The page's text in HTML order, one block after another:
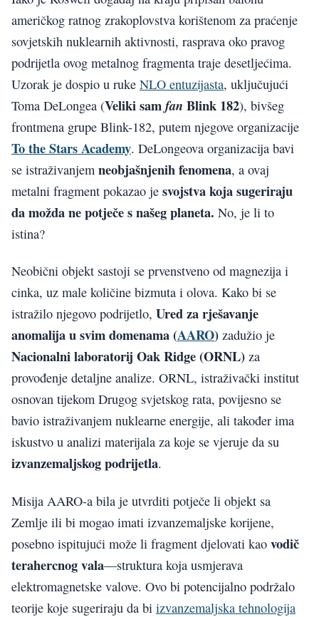
američkog ratnog zrakoplovstva korištenom za praćenje
sovjetskih nuklearnih aktivnosti, rasprava oko pravog
podrijetla ovog metalnog fragmenta traje desetljećima.
Uzorak je dospio u ruke NLO entuzijasta, uključujući
Toma DeLongea (Veliki samfan Blink 182), bivšeg
frontmena grupe Blink-182, putem njegove organizacije
To the Stars Academy. DeLongeova organizacija bavi
se istraživanjem neobjašnjenih fenomena, a ovaj
metalni fragment pokazao je svojstva koja sugeriraju
da možda ne potječe s našeg planeta. No, je li to
istina?
Neobični objekt sastoji se prvenstveno od magnezija i
cinka, uz male količine bizmuta i olova. Kako bi se
istražilo njegovo podrijetlo, Ured za rješavanje
anomalija u svim domenama (AARO) zadužio je
Nacionalni laboratorij Oak Ridge (ORNL) za
provođenje detaljne analize. ORNL, istraživački institut
osnovan tijekom Drugog svjetskog rata, povijesno se
bavio istraživanjem nuklearne energije, ali također ima
iskustvo u analizi materijala za koje se vjeruje da su
izvanzemaljskog podrijetla.
Misija AARO-a bila je utvrditi potječe li objekt sa
Zemlje ili bi mogao imati izvanzemaljske korijene,
posebno ispitujući može li fragment djelovati kao vodič
terahercnog vala—struktura koja usmjerava
elektromagnetske valove. Ovo bi potencijalno podržalo
teorije koje sugeriraju da bi izvanzemaljska tehnologija